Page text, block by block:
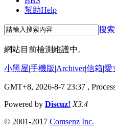
幫助Help
搜索
網站目前檢測維護中。
小黑屋|手機版|Archiver|信箱|愛
GMT+8, 2026-8-7 23:37 ,
Powered by Discuz! X3.4
© 2001-2017 Comsenz Inc.